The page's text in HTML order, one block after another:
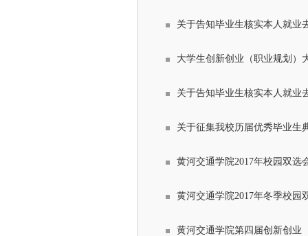
关于告知毕业生核实本人就业
大学生创新创业（职业规划）
关于告知毕业生核实本人就业
关于征集我校历届优秀毕业生
黄河交通学院2017年校园双选
黄河交通学院2017年冬季校园
黄河交通学院第四届创新创业